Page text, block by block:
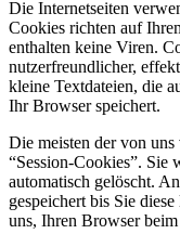
Die Internetseiten
Cookies richten auf
enthalten keine Viren.
nutzerfreundlicher,
kleine Textdateien, die
Ihr Browser speichert.
Die meisten der von
“Session-Cookies”. Sie
automatisch gelöscht.
gespeichert bis Sie
uns, Ihren Browser